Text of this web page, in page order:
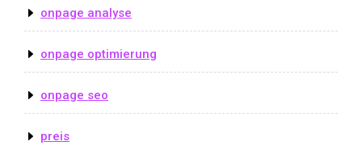
onpage analyse
onpage optimierung
onpage seo
preis